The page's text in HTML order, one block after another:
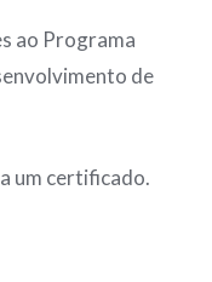
ao Programa
de
um certificado.